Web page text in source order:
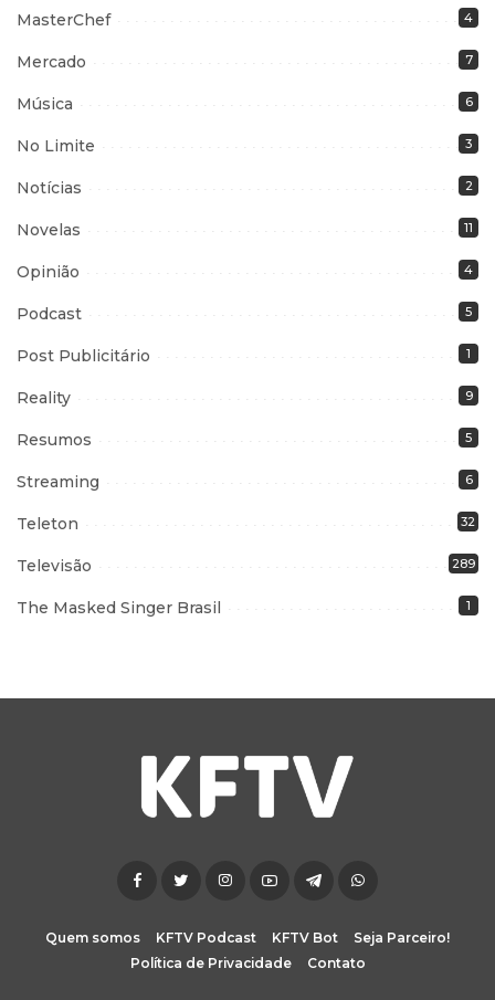
MasterChef 4
Mercado 7
Música 6
No Limite 3
Notícias 2
Novelas 11
Opinião 4
Podcast 5
Post Publicitário 1
Reality 9
Resumos 5
Streaming 6
Teleton 32
Televisão 289
The Masked Singer Brasil 1
Quem somos KFTV Podcast KFTV Bot
Seja Parceiro!
Política de Privacidade
Contato